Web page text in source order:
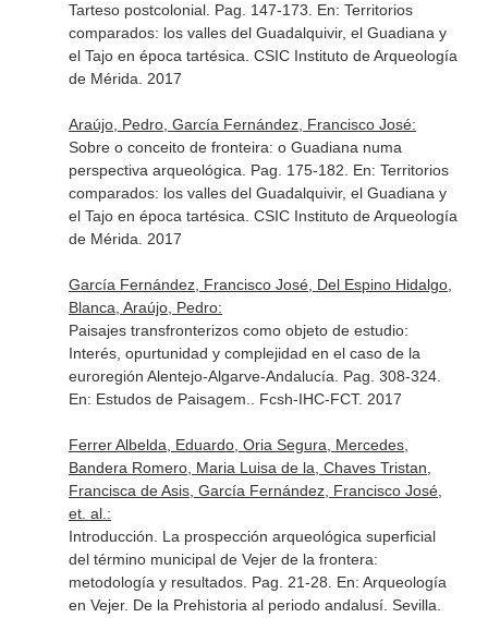
Tarteso postcolonial. Pag. 147-173. En: Territorios
comparados: los valles del Guadalquivir, el Guadiana y
el Tajo en época tartésica . CSIC Instituto de Arqueología
de Mérida. 2017
Araújo, Pedro, García Fernández, Francisco José:
Sobre o conceito de fronteira: o Guadiana numa
perspectiva arqueológica. Pag. 175-182. En: Territorios
comparados: los valles del Guadalquivir, el Guadiana y
el Tajo en época tartésica . CSIC Instituto de Arqueología
de Mérida. 2017
García Fernández, Francisco José, Del Espino Hidalgo,
Blanca, Araújo, Pedro:
Paisajes transfronterizos como objeto de estudio:
Interés, opurtunidad y complejidad en el caso de la
euroregión Alentejo-Algarve-Andalucía. Pag. 308-324.
En: Estudos de Paisagem.
. Fcsh-IHC-FCT. 2017
Ferrer Albelda, Eduardo, Oria Segura, Mercedes,
Bandera Romero, Maria Luisa de la, Chaves Tristan,
Francisca de Asis, García Fernández, Francisco José,
et. al.:
Introducción. La prospección arqueológica superficial
del término municipal de Vejer de la frontera:
metodología y resultados. Pag. 21-28. En: Arqueología
en Vejer. De la Prehistoria al periodo andalusí. Sevilla.